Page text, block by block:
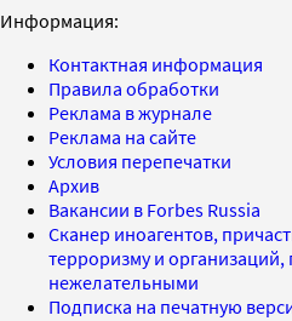
Информация:
Контактная информация
Правила обработки
Реклама в журнале
Реклама на сайте
Условия перепечатки
Архив
Вакансии в Forbes Russia
Сканер иноагентов,
терроризму и
нежелательными
Подписка на печатную